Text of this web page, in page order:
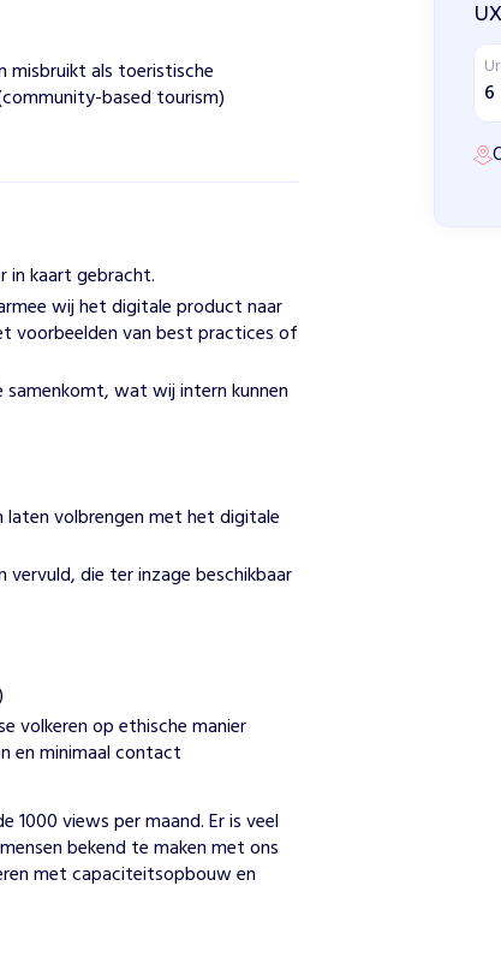
misbruikt als toeristische
based tourism)
in kaart gebracht.
wij het digitale product naar
voorbeelden van best practices of
wat wij intern kunnen
laten volbrengen met het digitale
die ter inzage beschikbaar
volkeren op ethische manier
en minimaal contact
views per maand. Er is veel
bekend te maken met ons
met capaciteitsopbouw en